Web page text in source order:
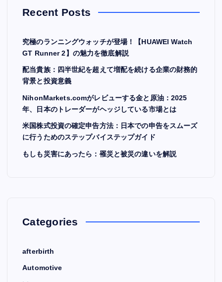
a
i
n
a
t
i
Recent Posts
究極のランニングウォッチが登場！【HUAWEI Watch
GT Runner 2】の魅力を徹底解説
配当貴族：四半世紀を超えて増配を続ける企業の財務的
背景と投資意義
NihonMarkets.comがレビューする金と原油：2025
年、日本のトレーダーがヘッジしている市場とは
米国株式投資の確定申告方法：日本での申告をスムーズ
に行うためのステップバイステップガイド
もしも災害にあったら：罹災と被災の違いを解説
Categories
afterbirth
Automotive